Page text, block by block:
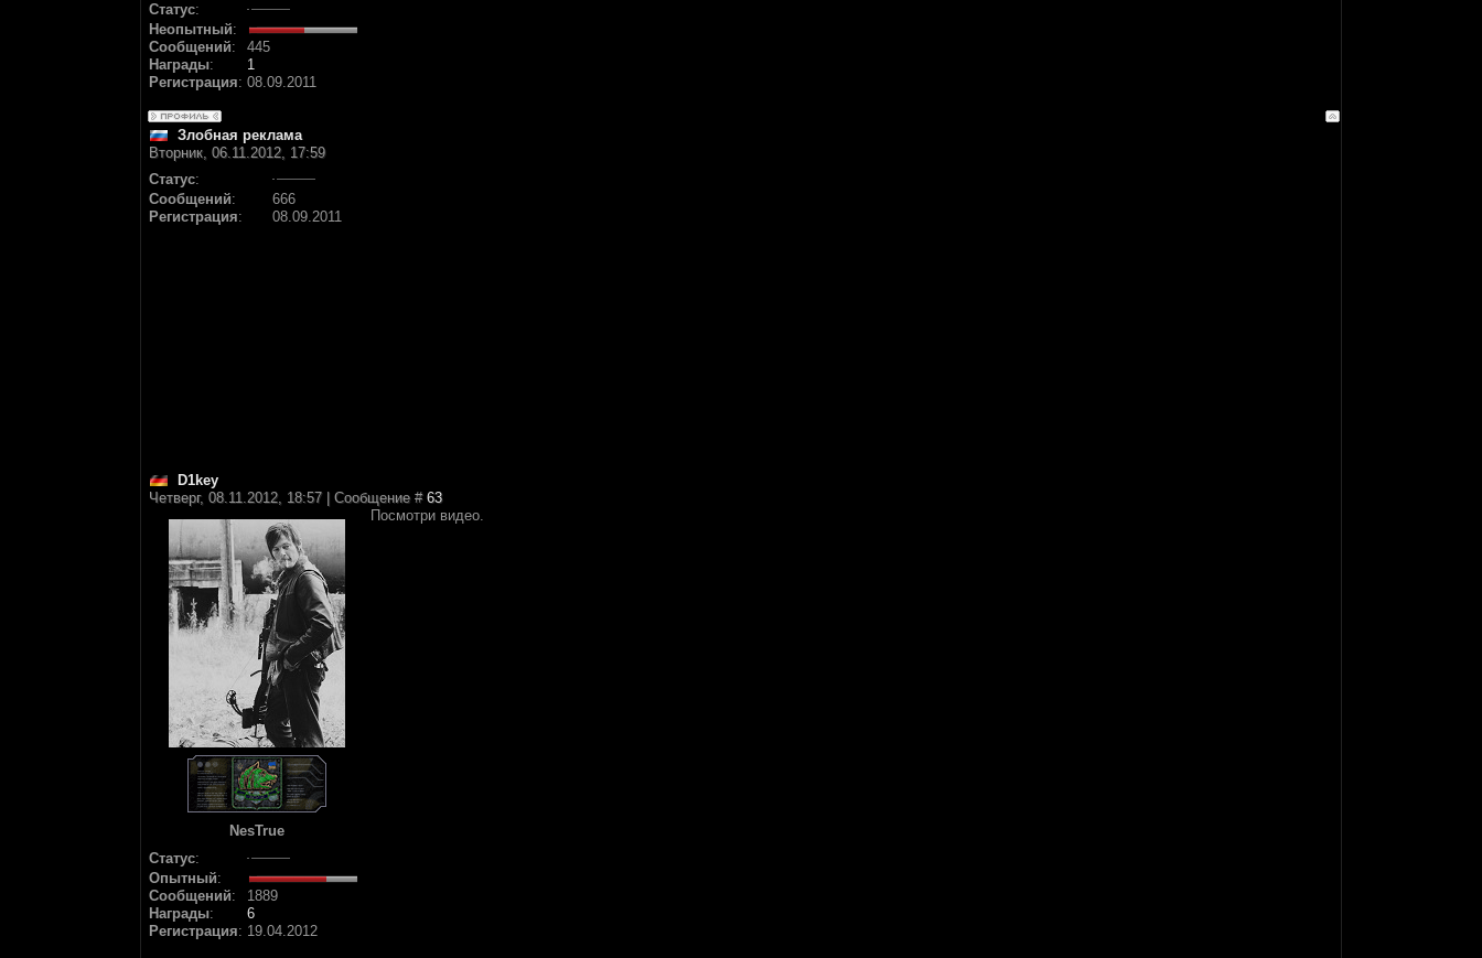
Статус:
Неопытный:
Сообщений:
445
Награды:
1
Регистрация: 08.09.2011
Злобная реклама
Вторник, 06.11.2012, 17:59
Статус:
Сообщений:
666
Регистрация: 08.09.2011
D1key
Четверг, 08.11.2012, 18:57 | Сообщение # 63
NesTrue
Статус:
Опытный:
Сообщений:
1889
Награды:
6
Регистрация: 19.04.2012
Посмотри видео.